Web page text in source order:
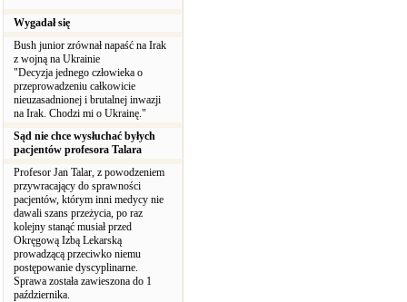
Wygadał się
Bush junior zrównał napaść na Irak
z wojną na Ukrainie
"Decyzja jednego człowieka o
przeprowadzeniu całkowicie
nieuzasadnionej i brutalnej inwazji
na Irak. Chodzi mi o Ukrainę."
Sąd nie chce wysłuchać byłych
pacjentów profesora Talara
Profesor Jan Talar, z powodzeniem
przywracający do sprawności
pacjentów, którym inni medycy nie
dawali szans przeżycia, po raz
kolejny stanąć musiał przed
Okręgową Izbą Lekarską
prowadzącą przeciwko niemu
postępowanie dyscyplinarne.
Sprawa została zawieszona do 1
października.